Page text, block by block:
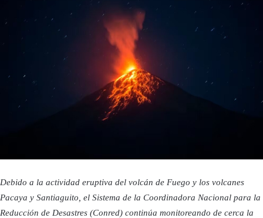
Debido a la actividad eruptiva del volcán de Fuego y los volcanes
Pacaya y Santiaguito, el Sistema de la Coordinadora Nacional para la
Reducción de Desastres (Conred) continúa monitoreando de cerca la